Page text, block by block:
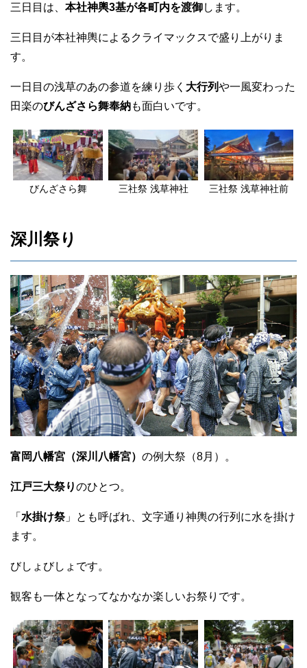
三日目は、 本社神輿3基が各町内を渡御します。
三日目が本社神輿によるクライマックスで盛り上がりま
す。
一日目の浅草のあの参道を練り歩く 大行列や一風変わった
田楽のびんざさら舞奉納も面白いです。
びんざさら舞 三社祭 浅草神社 三社祭 浅草神社前
深川祭り
富岡八幡宮（深川八幡宮） の例大祭（8月）。
江戸三大祭りのひとつ。
「 水掛け祭」とも呼ばれ、文字通り神輿の行列に水を掛け
ます。
びしょびしょです。
観客も一体となってなかなか楽しいお祭りです。